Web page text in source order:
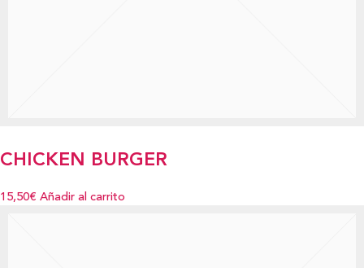
CHICKEN BURGER
15,50€ Añadir al carrito